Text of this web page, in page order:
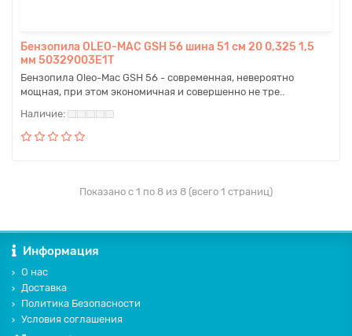
Бензопила OLEO-MAC GSH 56 шина 51 см 20 0,325 1,5
мм 50329003E1T
Бензопила Oleo-Mac GSH 56 - современная, невероятно
мощная, при этом экономичная и совершенно не тре..
Показано с 1 по 8 из 8 (всего 1 страниц)
Информация
О нас
Доставка
Политика Безопасности
Условия соглашения